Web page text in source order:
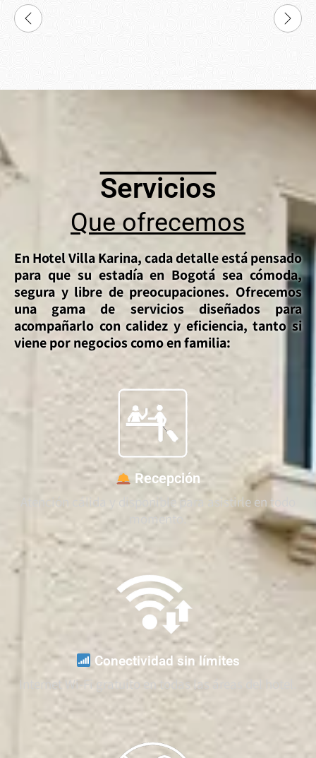
Servicios
Que ofrecemos
En Hotel Villa Karina, cada detalle está pensado
para que su estadía en Bogotá sea cómoda,
segura y libre de preocupaciones. Ofrecemos
una gama de servicios diseñados para
acompañarlo con calidez y eficiencia, tanto si
viene por negocios como en familia:
Recepción
Atención cálida y disponible para asistirle en todo
momento.
Conectividad sin límites
Internet Wi-Fi gratuito en todas las áreas del hotel.